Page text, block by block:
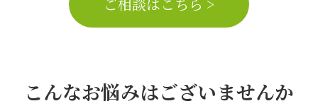
こんなお悩みはございませんか